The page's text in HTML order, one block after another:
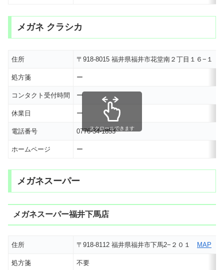
メガネ クラシカ
住所 〒918-8015 福井県福井市花堂南２丁目１６−１
処方箋 ー
コンタクト受付時間 ー
休業日 ー
電話番号 0776-34-1853
ホームページ ー
スクロールできます
メガネスーパー
メガネスーパー福井下馬店
住所 〒918-8112 福井県福井市下馬2−２０１ MAP
処方箋 不要